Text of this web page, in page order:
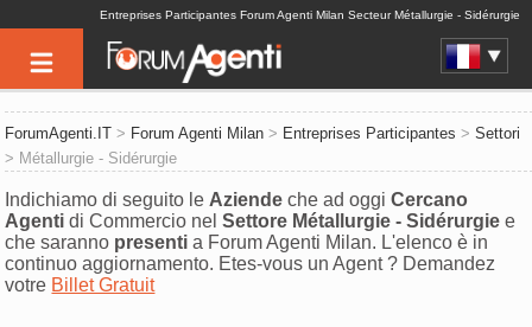
Entreprises Participantes Forum Agenti Milan Secteur Métallurgie - Sidérurgie
ForumAgenti.IT > Forum Agenti Milan > Entreprises Participantes >Settori
> Métallurgie - Sidérurgie
Indichiamo di seguito le Aziende che ad oggiCercano
Agenti di Commercio nelSettore Métallurgie - Sidérurgie e
che saranno presenti a Forum Agenti Milan. L'elenco è in
continuo aggiornamento. Etes-vous un Agent ? Demandez
votre Billet Gratuit